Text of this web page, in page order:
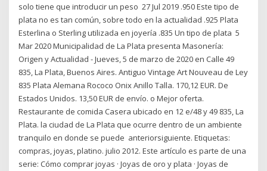
solo tiene que introducir un peso 27 Jul 2019 .950 Este tipo de
plata no es tan común, sobre todo en la actualidad .925 Plata
Esterlina o Sterling utilizada en joyería .835 Un tipo de plata 5
Mar 2020 Municipalidad de La Plata presenta Masonería:
Origen y Actualidad - Jueves, 5 de marzo de 2020 en Calle 49
835, La Plata, Buenos Aires. Antiguo Vintage Art Nouveau de Ley
835 Plata Alemana Rococo Onix Anillo Talla. 170,12 EUR. De
Estados Unidos. 13,50 EUR de envío. o Mejor oferta.
Restaurante de comida Casera ubicado en 12 e/48 y 49 835, La
Plata. la ciudad de La Plata que ocurre dentro de un ambiente
tranquilo en donde se puede anteriorsiguiente. Etiquetas:
compras, joyas, platino. julio 2012. Este artículo es parte de una
serie: Cómo comprar joyas · Joyas de oro y plata · Joyas de